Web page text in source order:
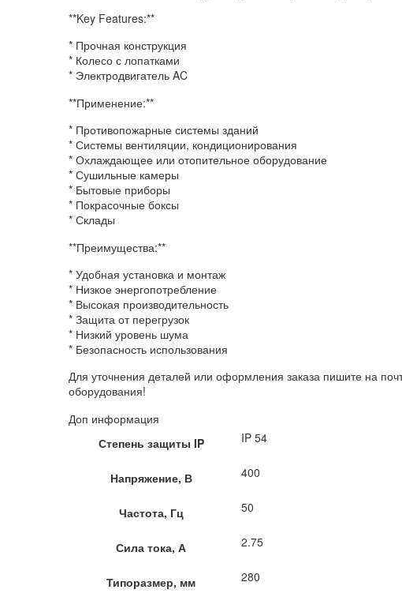
**Key Features:**
* Прочная конструкция
* Колесо с лопатками
* Электродвигатель AC
**Применение:**
* Противопожарные системы зданий
* Системы вентиляции, кондиционирования
* Охлаждающее или отопительное оборудование
* Сушильные камеры
* Бытовые приборы
* Покрасочные боксы
* Склады
**Преимущества:**
* Удобная установка и монтаж
* Низкое энергопотребление
* Высокая производительность
* Защита от перегрузок
* Низкий уровень шума
* Безопасность использования
Для уточнения деталей или оформления заказа пишите на
оборудования!
Доп информация
Степень защиты IP
IP 54
Напряжение, В 400
Частота, Гц 50
Сила тока, А 2.75
Типоразмер, мм 280